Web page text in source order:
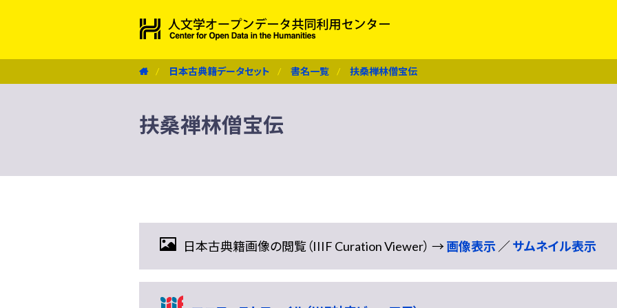
日本古典籍データセット 書名一覧 扶桑禅林僧宝伝
扶桑禅林僧宝伝
日本古典籍画像の閲覧（IIIF Curation Viewer） →画像表示 ／サムネイル表示